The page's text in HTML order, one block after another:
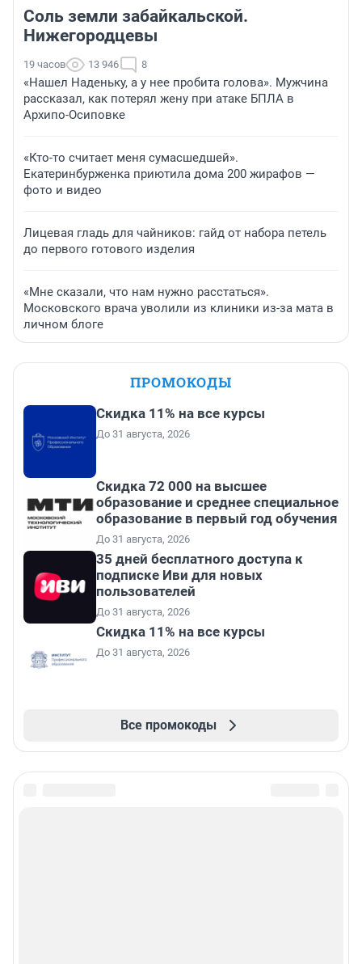
Соль земли забайкальской.
Нижегородцевы
19 часов 13 946 8
«Нашел Наденьку, а у нее пробита голова». Мужчина
рассказал, как потерял жену при атаке БПЛА в
Архипо-Осиповке
«Кто-то считает меня сумасшедшей».
Екатеринбурженка приютила дома 200 жирафов —
фото и видео
Лицевая гладь для чайников: гайд от набора петель
до первого готового изделия
«Мне сказали, что нам нужно расстаться».
Московского врача уволили из клиники из-за мата в
личном блоге
ПРОМОКОДЫ
Скидка 11% на все курсы
До 31 августа, 2026
Скидка 72 000 на высшее
образование и среднее специальное
образование в первый год обучения
До 31 августа, 2026
35 дней бесплатного доступа к
подписке Иви для новых
пользователей
До 31 августа, 2026
Скидка 11% на все курсы
До 31 августа, 2026
Все промокоды